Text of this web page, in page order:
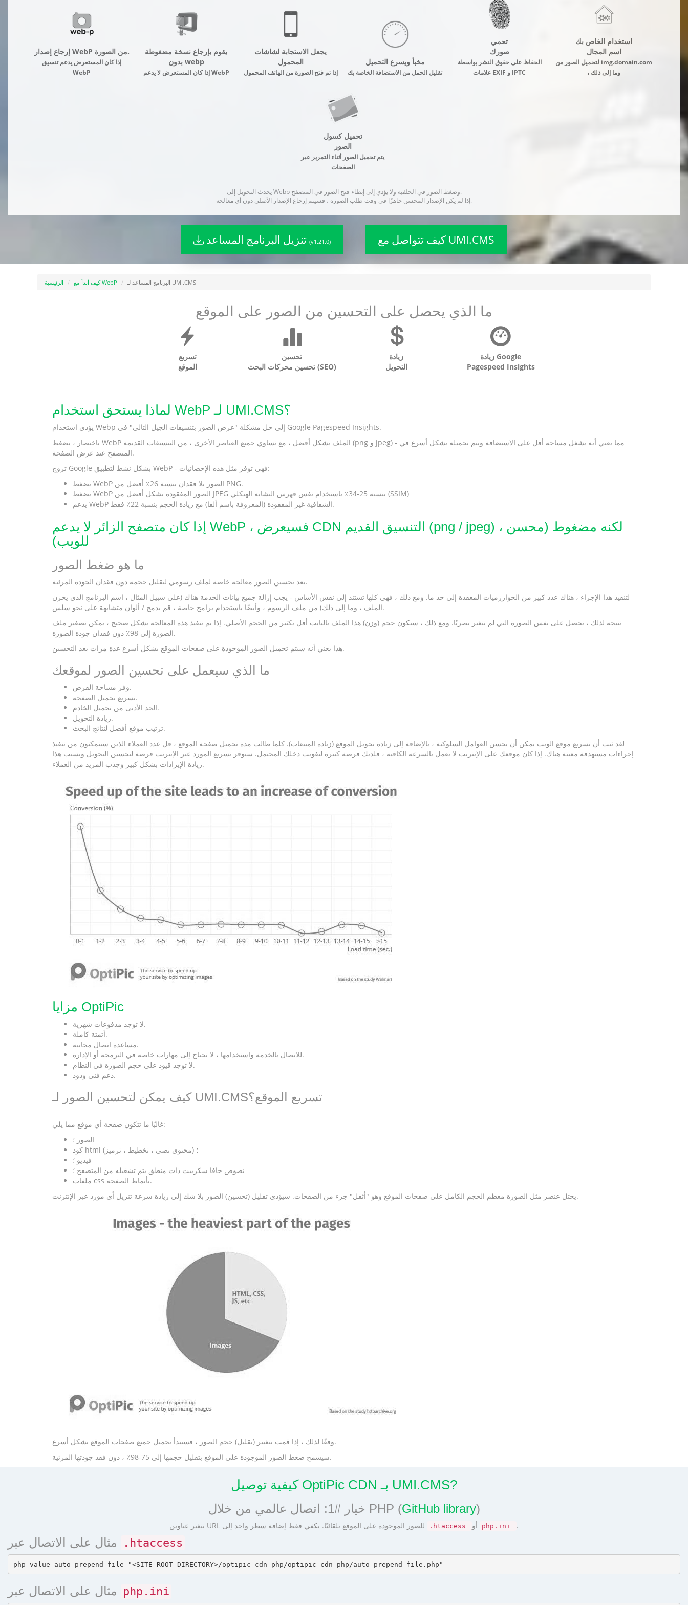
إرجاع إصدار WebP من الصورة.
إذا كان المستعرض يدعم تنسيق
WebP
يقوم بإرجاع نسخة مضغوطة
بدون webp
إذا كان المستعرض لا يدعم WebP
يجعل الاستجابة لشاشات
المحمول
إذا تم فتح الصورة من الهاتف المحمول
مخبأ ويسرع التحميل
تقليل الحمل من الاستضافة الخاصة بك
تحمي
صورك
الحفاظ على حقوق النشر بواسطة
علامات EXIF و IPTC
استخدام الخاص بك
اسم المجال
لتحميل الصور من img.domain.com
، وما إلى ذلك
تحميل كسول
الصور
يتم تحميل الصور أثناء التمرير عبر
الصفحات
يحدث التحويل إلى Webp وضغط الصور في الخلفية ولا يؤدي إلى إبطاء فتح الصور في المتصفح.
إذا لم يكن الإصدار المحسن جاهزًا في وقت طلب الصورة ، فسيتم إرجاع الإصدار الأصلي دون أي معالجة.
(v1.21.0) كيف تتواصل مع UMI.CMS
الرئيسية كيف أبدأ مع WebP البرنامج المساعد لـ UMI.CMS
ما الذي يحصل على التحسين من الصور على الموقع
تسريع
الموقع
تحسين
تحسين محركات البحث (SEO)
زيادة
التحويل
زيادة Google
Pagespeed Insights
لماذا يستحق استخدام WebP لـ UMI.CMS؟
يؤدي استخدام Webp إلى حل مشكلة "عرض الصور بتنسيقات الجيل التالي" في Google Pagespeed Insights.
باختصار ، يضغط WebP الملف بشكل أفضل ، مع تساوي جميع العناصر الأخرى ، من التنسيقات القديمة (png و jpeg) - مما يعني أنه يشغل مساحة أقل على الاستضافة ويتم تحميله بشكل أسرع في
المتصفح عند عرض الصفحة.
تروج Google بشكل نشط لتطبيق WebP - فهي توفر مثل هذه الإحصائيات:
يضغط WebP الصور بلا فقدان بنسبة 26٪ أفضل من PNG.
يضغط WebP الصور المفقودة بشكل أفضل من JPEG بنسبة 25-34٪ باستخدام نفس فهرس التشابه الهيكلي (SSIM)
يدعم WebP الشفافية غير المفقودة (المعروفة باسم ألفا) مع زيادة الحجم بنسبة 22٪ فقط.
إذا كان متصفح الزائر لا يدعم WebP ، فسيعرض CDN التنسيق القديم (png / jpeg) ، لكنه مضغوط (محسن
للويب)
ما هو ضغط الصور
يعد تحسين الصور معالجة خاصة لملف رسومي لتقليل حجمه دون فقدان الجودة المرئية.
لتنفيذ هذا الإجراء ، هناك عدد كبير من الخوارزميات المعقدة إلى حد ما. ومع ذلك ، فهي كلها تستند إلى نفس الأساس - يجب إزالة جميع بيانات الخدمة هناك (على سبيل المثال ، اسم البرنامج الذي يخزن
الملف ، وما إلى ذلك) من ملف الرسوم ، وأيضًا باستخدام برامج خاصة ، قم بدمج / ألوان متشابهة على نحو سلس.
نتيجة لذلك ، نحصل على نفس الصورة التي لم تتغير بصريًا. ومع ذلك ، سيكون حجم (وزن) هذا الملف بالبايت أقل بكثير من الحجم الأصلي. إذا تم تنفيذ هذه المعالجة بشكل صحيح ، يمكن تصغير ملف
الصورة إلى 98٪ دون فقدان جودة الصورة.
هذا يعني أنه سيتم تحميل الصور الموجودة على صفحات الموقع بشكل أسرع عدة مرات بعد التحسين.
ما الذي سيعمل على تحسين الصور لموقعك
وفر مساحة القرص.
تسريع تحميل الصفحة.
الحد الأدنى من تحميل الخادم.
زيادة التحويل.
ترتيب موقع أفضل لنتائج البحث.
لقد ثبت أن تسريع موقع الويب يمكن أن يحسن العوامل السلوكية ، بالإضافة إلى زيادة تحويل الموقع (زيادة المبيعات). كلما طالت مدة تحميل صفحة الموقع ، قل عدد العملاء الذين سيتمكنون من تنفيذ
إجراءات مستهدفة معينة هناك. إذا كان موقعك على الإنترنت لا يعمل بالسرعة الكافية ، فلديك فرصة كبيرة لتفويت دخلك المحتمل. سيوفر تسريع المورد عبر الإنترنت فرصة لتحسين التحويل وبسبب هذا
زيادة الإيرادات بشكل كبير وجذب المزيد من العملاء.
مزايا OptiPic
لا توجد مدفوعات شهرية.
أتمتة كاملة.
مساعدة اتصال مجانية.
للاتصال بالخدمة واستخدامها ، لا تحتاج إلى مهارات خاصة في البرمجة أو الإدارة.
لا توجد قيود على حجم الصورة في النظام.
دعم فني ودود.
كيف يمكن لتحسين الصور لـ UMI.CMSتسريع الموقع؟
غالبًا ما تتكون صفحة أي موقع مما يلي:
الصور ؛
كود html (محتوى نصي ، تخطيط ، ترميز) ؛
فيديو ؛
نصوص جافا سكريبت ذات منطق يتم تشغيله من المتصفح ؛
ملفات css بأنماط الصفحة.
يحتل عنصر مثل الصورة معظم الحجم الكامل على صفحات الموقع وهو "أثقل" جزء من الصفحات. سيؤدي تقليل (تحسين) الصور بلا شك إلى زيادة سرعة تنزيل أي مورد عبر الإنترنت.
وفقًا لذلك ، إذا قمت بتغيير (تقليل) حجم الصور ، فسيبدأ تحميل جميع صفحات الموقع بشكل أسرع.
سيسمح ضغط الصور الموجودة على الموقع بتقليل حجمها إلى 75-98٪ ، دون فقد جودتها المرئية.
كيفية توصيل OptiPic CDN بـ UMI.CMS?
خيار #1: اتصال عالمي من خلال PHP (GitHub library)
.htaccess php.ini .
.htaccess
php.ini